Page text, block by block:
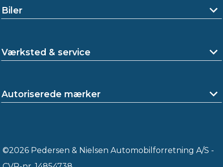
Biler
Værksted & service
Autoriserede mærker
©2026 Pedersen & Nielsen Automobilforretning A/S -